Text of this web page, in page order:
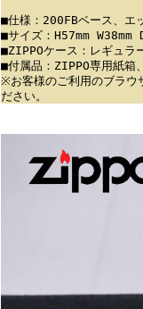
■仕様：200FBベース、エ
■サイズ：H57mm W38mm
■ZIPPOケース：レギュラ
■付属品：ZIPPO専用紙箱
※お客様のご利用のブラウ
ださい。